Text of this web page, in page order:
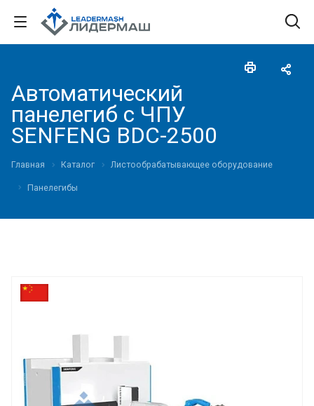
Автоматический
панелегиб с ЧПУ
SENFENG BDC-2500
Главная Каталог Листообрабатывающее оборудование
Панелегибы